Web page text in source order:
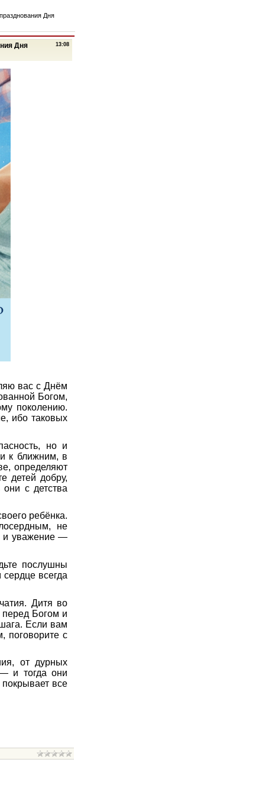
Дня
13:08
Дня
вас с Днём
Богом,
поколению.
ибо таковых
но и
к ближним, в
определяют
детей добру,
с детства
ребёнка.
не
и уважение —
послушны
всегда
Дитя во
Богом и
Если вам
поговорите с
от дурных
и тогда они
все